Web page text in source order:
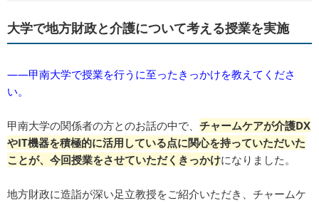
大学で地方財政と介護について考える授業を実施
――甲南大学で授業を行うに至ったきっかけを教えてくださ
い。
甲南大学の関係者の方とのお話の中で、 チャームケアが介護DX
やIT機器を積極的に活用している点に関心を持っていただいた
ことが、今回授業をさせていただくきっかけになりました。
地方財政に造詣が深い足立教授をご紹介いただき、チャームケ